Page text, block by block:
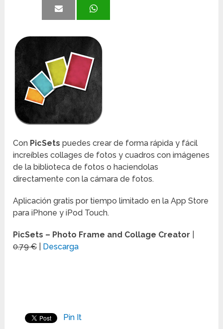
Con PicSets puedes crear de forma rápida y fácil
increíbles collages de fotos y cuadros con imágenes
de la biblioteca de fotos o haciendolas
directamente con la cámara de fotos.
Aplicación gratis por tiempo limitado en la App Store
para iPhone y iPod Touch.
PicSets – Photo Frame and Collage Creator
0.79 €
Descarga
Pin It